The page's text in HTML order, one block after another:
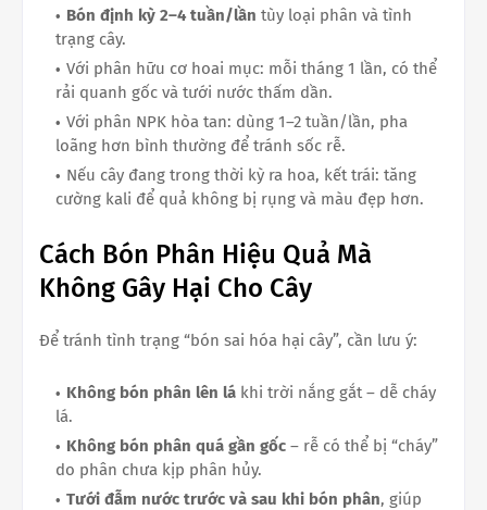
Bón định kỳ 2–4 tuần/lần tùy loại phân và tình
trạng cây.
Với phân hữu cơ hoai mục: mỗi tháng 1 lần, có thể
rải quanh gốc và tưới nước thấm dần.
Với phân NPK hòa tan: dùng 1–2 tuần/lần, pha
loãng hơn bình thường để tránh sốc rễ.
Nếu cây đang trong thời kỳ ra hoa, kết trái: tăng
cường kali để quả không bị rụng và màu đẹp hơn.
Cách Bón Phân Hiệu Quả Mà
Không Gây Hại Cho Cây
Để tránh tình trạng “bón sai hóa hại cây”, cần lưu ý:
Không bón phân lên lá khi trời nắng gắt – dễ cháy
lá.
Không bón phân quá gần gốc – rễ có thể bị “cháy”
do phân chưa kịp phân hủy.
Tưới đẫm nước trước và sau khi bón phân, giúp